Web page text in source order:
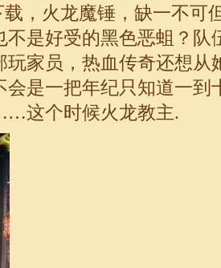
载，火龙魔锤，缺一不可
不是好受的黑色恶蛆？队
玩家员，热血传奇还想从
会是一把年纪只知道一到
这个时候火龙教主.